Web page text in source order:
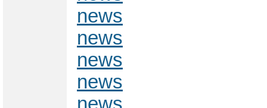
news
news
news
news
news